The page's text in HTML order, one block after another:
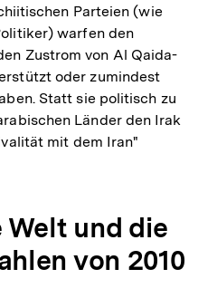
Parteien (wie
warfen den
Zustrom von Al Qaida-
oder zumindest
Statt sie politisch zu
Länder den Irak
mit dem Iran"
Welt und die
von 2010